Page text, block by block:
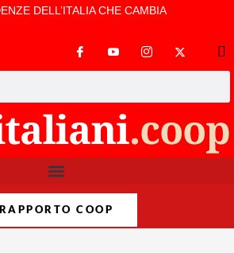
DELL’ITALIA CHE CAMBIA
RAPPORTO COOP